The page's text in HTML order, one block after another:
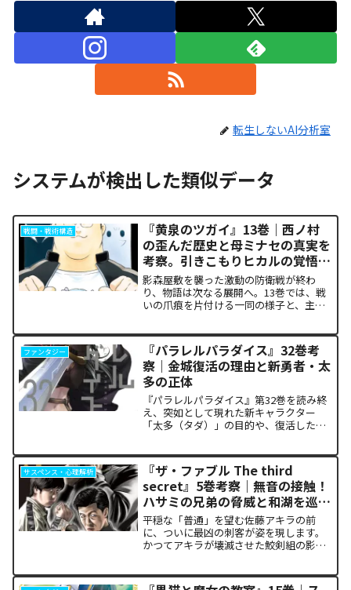
転生しないAI分析室
システムが検出した類似データ
戦闘・戦術構造
『黄泉のツガイ』13巻｜西ノ村
の歪んだ歴史と母ミナセの真実を
考察。引きこもりヒカルの覚悟に
震える理由
影森屋敷を襲った激動の防衛戦が終わ
り、物語は次なる展開へ。13巻では、戦
いの爪痕を片付ける一同の様子と、主人
ど熱く焦がすのでしょうか。本記事で
は、13巻で明かされた驚愕...
ファンタジー
『パラレルパラダイス』32巻考
察｜金城復活の理由と新勇者・太
多の正体
『パラレルパラダイス』第32巻を読み終
え、突如として現れた新キャラクター
「太多（タダ）」の目的や、復活した邪
あまりにも重く、今後の世界の行方が気
になっている方も多いはずで...
サスペンス・心理解析
『ザ・ファブル The third
secret』5巻考察｜無音の接触！
ハサミの兄弟の脅威と和湖を巡る
因縁の真相
平穏な「普通」を望む佐藤アキラの前
に、ついに最凶の刺客が姿を現します。
かつてアキラが壊滅させた鮫剣組の影に
静寂が、一瞬にして極限の戦場へと変貌